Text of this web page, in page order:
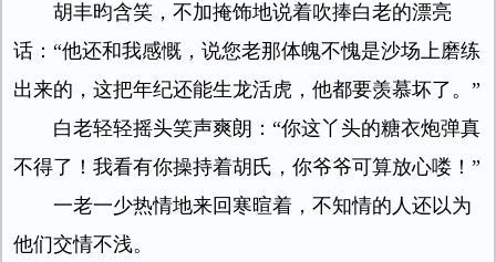
胡丰昀含笑，不加掩饰地说着吹捧白老的漂亮
话：“他还和我感慨，说您老那体魄不愧是沙场上磨练
出来的，这把年纪还能生龙活虎，他都要羡慕坏了。”
白老轻轻摇头笑声爽朗：“你这丫头的糖衣炮弹真
不得了！我看有你操持着胡氏，你爷爷可算放心喽！”
一老一少热情地来回寒暄着，不知情的人还以为
他们交情不浅。